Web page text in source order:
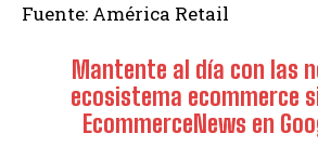
Fuente: América Retail
Mantente al día con las
ecosistema ecommerce
EcommerceNews en